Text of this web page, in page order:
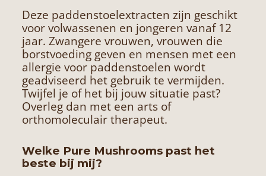
Deze paddenstoelextracten zijn geschikt
voor volwassenen en jongeren vanaf 12
jaar. Zwangere vrouwen, vrouwen die
borstvoeding geven en mensen met een
allergie voor paddenstoelen wordt
geadviseerd het gebruik te vermijden.
Twijfel je of het bij jouw situatie past?
Overleg dan met een arts of
orthomoleculair therapeut.
Welke Pure Mushrooms past het
beste bij mij?